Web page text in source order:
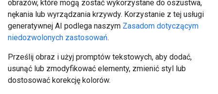
obrazów, które mogą zostać wykorzystane do oszustwa,
nękania lub wyrządzania krzywdy. Korzystanie z tej usługi
generatywnej AI podlega naszym Zasadom dotyczącym
niedozwolonych zastosowań.
Prześlij obraz i użyj promptów tekstowych, aby dodać,
usunąć lub zmodyfikować elementy, zmienić styl lub
dostosować korekcję kolorów.